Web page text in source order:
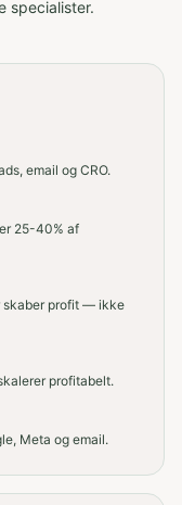
specialister.
email og CRO.
25-40% af
skaber profit — ikke
profitabelt.
Meta og email.